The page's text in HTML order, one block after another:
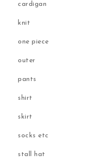
cardigan
knit
one piece
outer
pants
shirt
skirt
socks etc
stall hat